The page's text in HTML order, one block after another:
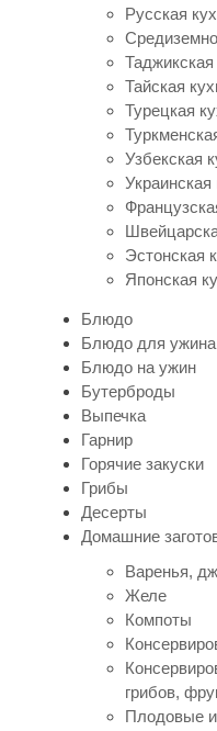
Русская
Таджикская
Тайская
Турецкая
Узбекская
Украинская
Эстонская
Японская
Блюдо
Блюдо для ужина
Блюдо на ужин
Бутерброды
Выпечка
Гарнир
Горячие закуски
Грибы
Десерты
Домашние
Варенья,
Желе
Компоты
грибов,
Плодовые